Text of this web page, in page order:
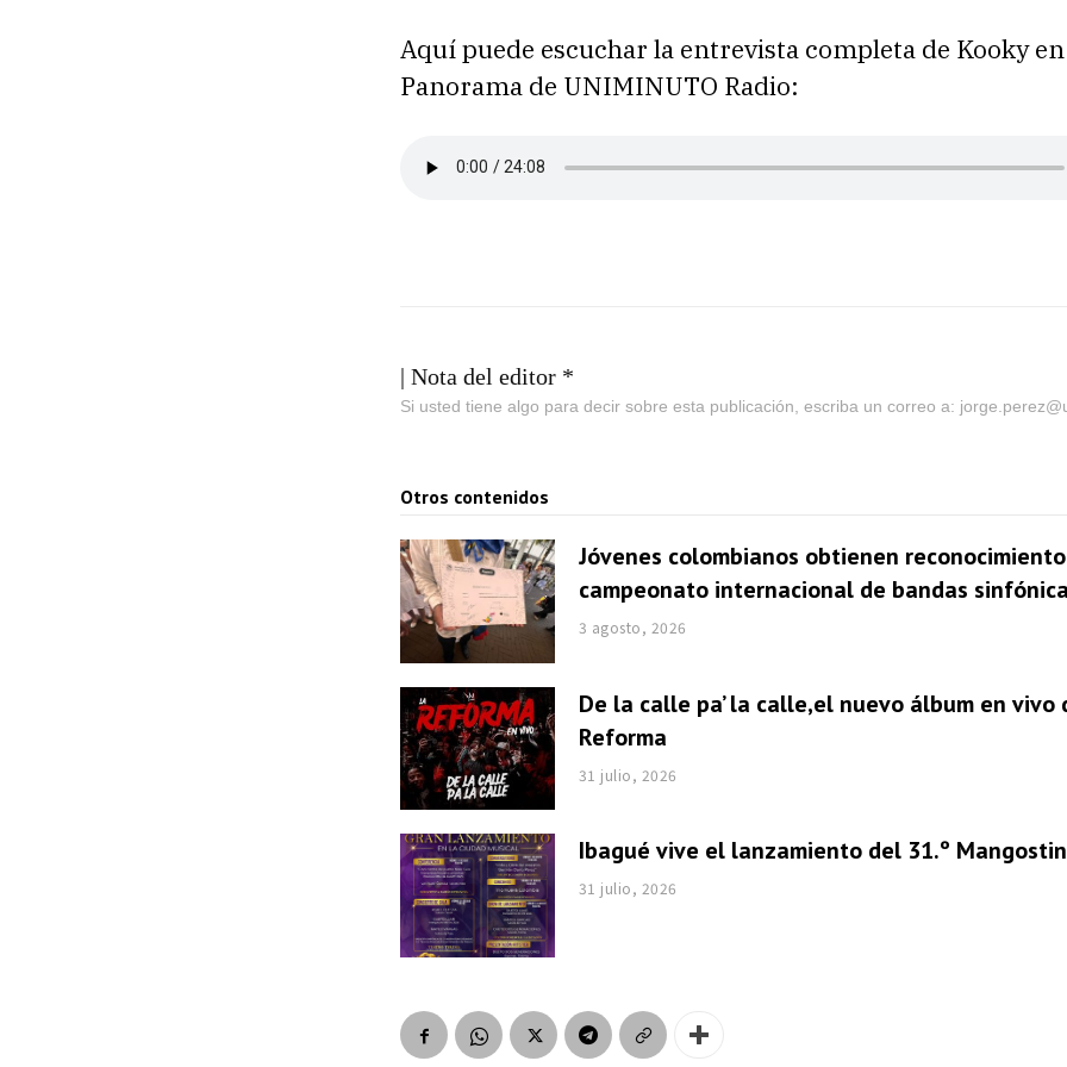
Aquí puede escuchar la entrevista completa de Kooky en
Panorama de UNIMINUTO Radio:
| Nota del editor *
Si usted tiene algo para decir sobre esta publicación, escriba un correo a:
Otros contenidos
Jóvenes colombianos obtienen
campeonato internacional de bandas
3 agosto, 2026
De la calle pa’ la calle,el nuevo álbum en vivo
Reforma
31 julio, 2026
Ibagué vive el lanzamiento del 31.º
31 julio, 2026